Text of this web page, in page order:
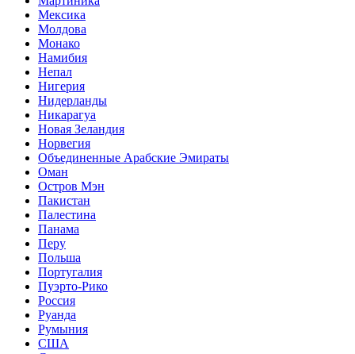
Мексика
Молдова
Монако
Намибия
Непал
Нигерия
Нидерланды
Никарагуа
Новая Зеландия
Норвегия
Объединенные Арабские Эмираты
Оман
Остров Мэн
Пакистан
Палестина
Панама
Перу
Польша
Португалия
Пуэрто-Рико
Россия
Руанда
Румыния
США